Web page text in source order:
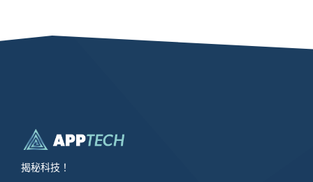
揭秘科技！